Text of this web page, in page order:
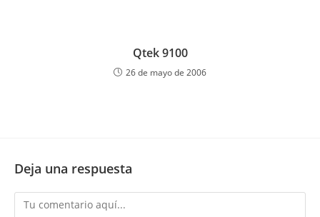
Qtek 9100
26 de mayo de 2006
Deja una respuesta
Comentario